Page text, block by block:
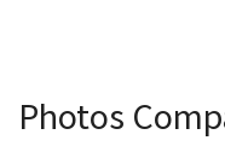
Photos